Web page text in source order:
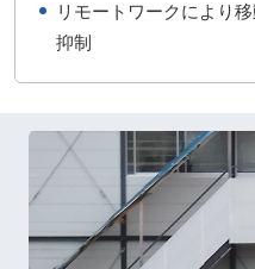
リモートワークにより
抑制